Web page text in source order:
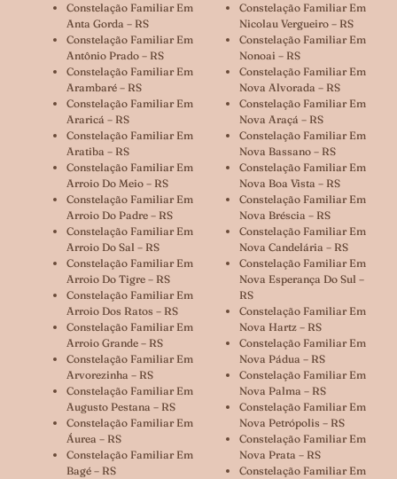
Constelação Familiar Em
Anta Gorda – RS
Constelação Familiar Em
Antônio Prado – RS
Constelação Familiar Em
Arambaré – RS
Constelação Familiar Em
Araricá – RS
Constelação Familiar Em
Aratiba – RS
Constelação Familiar Em
Arroio Do Meio – RS
Constelação Familiar Em
Arroio Do Padre – RS
Constelação Familiar Em
Arroio Do Sal – RS
Constelação Familiar Em
Arroio Do Tigre – RS
Constelação Familiar Em
Arroio Dos Ratos – RS
Constelação Familiar Em
Arroio Grande – RS
Constelação Familiar Em
Arvorezinha – RS
Constelação Familiar Em
Augusto Pestana – RS
Constelação Familiar Em
Áurea – RS
Constelação Familiar Em
Bagé – RS
Constelação Familiar Em
Nicolau Vergueiro – RS
Constelação Familiar Em
Nonoai – RS
Constelação Familiar Em
Nova Alvorada – RS
Constelação Familiar Em
Nova Araçá – RS
Constelação Familiar Em
Nova Bassano – RS
Constelação Familiar Em
Nova Boa Vista – RS
Constelação Familiar Em
Nova Bréscia – RS
Constelação Familiar Em
Nova Candelária – RS
Constelação Familiar Em
Nova Esperança Do Sul –
RS
Constelação Familiar Em
Nova Hartz – RS
Constelação Familiar Em
Nova Pádua – RS
Constelação Familiar Em
Nova Palma – RS
Constelação Familiar Em
Nova Petrópolis – RS
Constelação Familiar Em
Nova Prata – RS
Constelação Familiar Em